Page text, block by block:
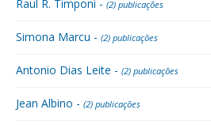
Raul R. Timponi - (2) publicações
Simona Marcu - (2) publicações
Antonio Dias Leite - (2) publicações
Jean Albino - (2) publicações